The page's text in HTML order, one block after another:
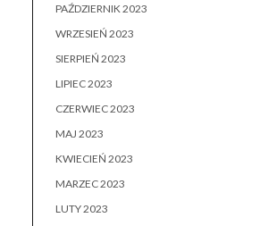
PAŹDZIERNIK 2023
WRZESIEŃ 2023
SIERPIEŃ 2023
LIPIEC 2023
CZERWIEC 2023
MAJ 2023
KWIECIEŃ 2023
MARZEC 2023
LUTY 2023